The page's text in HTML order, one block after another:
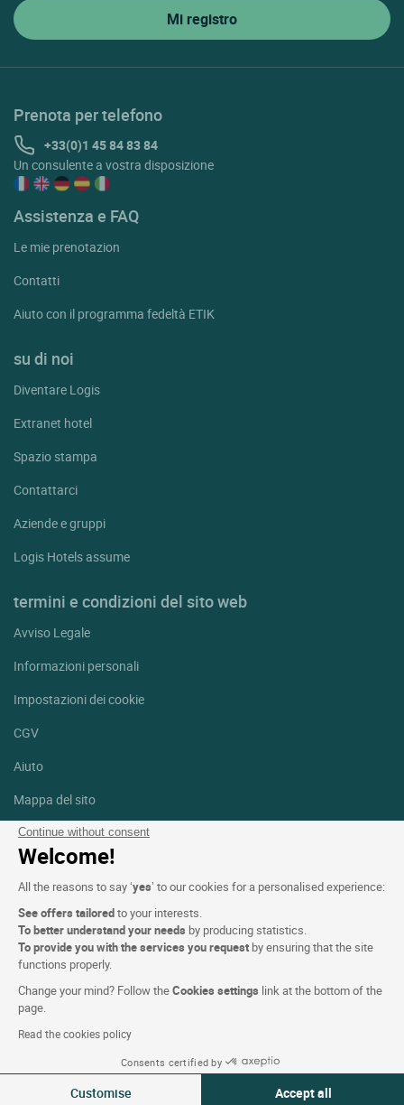
Continue without consent
Welcome!
All the reasons to say ‘yes’ to our cookies for a personalised experience:
See offers tailoredto your interests.
To better understand your needs by producing statistics.
To provide you with the services you request by ensuring that the site
functions properly.
Change your mind? Follow theCookies settings link at the bottom of the
page.
Read the cookies policy
Consents certified by
Customise Accept all
Prenota per telefono
+33(0)1 45 84 83 84
Un consulente a vostra disposizione
Assistenza e FAQ
Le mie prenotazion
Contatti
Aiuto con il programma fedeltà ETIK
su di noi
Diventare Logis
Extranet hotel
Spazio stampa
Contattarci
Aziende e gruppi
Logis Hotels assume
termini e condizioni del sito web
Avviso Legale
Informazioni personali
Impostazioni dei cookie
CGV
Aiuto
Mappa del sito
Crediti fotografici
Facebook
Instagram
Linkedin
bySIWAY